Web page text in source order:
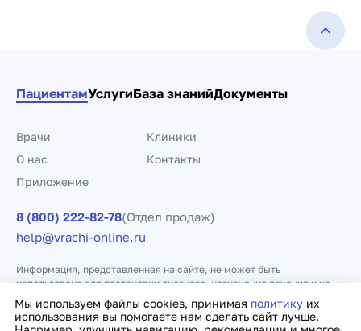
Мы используем файлы cookies, принимая политику их
использования вы помогаете нам сделать сайт лучше.
ПациентамУслугиБаза знанийДокументы
Врачи
Клиники
О нас
Контакты
Приложение
8 (800) 222-82-78(Отдел продаж)
help@vrachi-online.ru
Информация, представленная на сайте, не может быть
использована для постановки диагноза, назначения лечения и не
заменяет прием врача.